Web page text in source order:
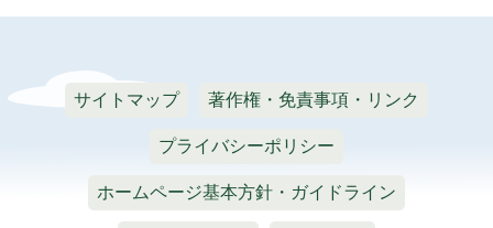
サイトマップ 著作権・免責事項・リンク
プライバシーポリシー
ホームページ基本方針・ガイドライン